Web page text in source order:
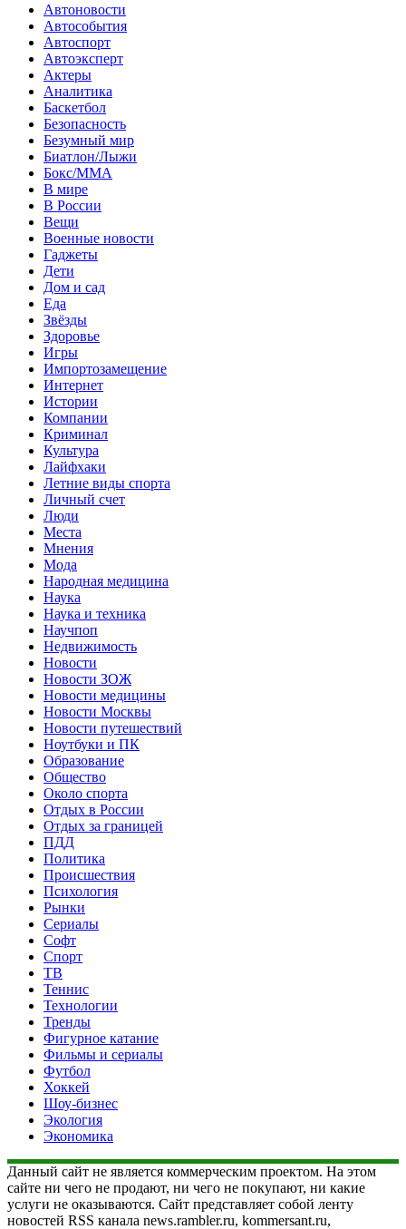
Автоновости
Автособытия
Автоспорт
Автоэксперт
Актеры
Аналитика
Баскетбол
Безопасность
Безумный мир
Биатлон/Лыжи
Бокс/MMA
В мире
В России
Вещи
Военные новости
Гаджеты
Дети
Дом и сад
Еда
Звёзды
Здоровье
Игры
Импортозамещение
Интернет
Истории
Компании
Криминал
Культура
Лайфхаки
Летние виды спорта
Личный счет
Люди
Места
Мнения
Мода
Народная медицина
Наука
Наука и техника
Научпоп
Недвижимость
Новости
Новости ЗОЖ
Новости медицины
Новости Москвы
Новости путешествий
Ноутбуки и ПК
Образование
Общество
Около спорта
Отдых в России
Отдых за границей
ПДД
Политика
Происшествия
Психология
Рынки
Сериалы
Софт
Спорт
ТВ
Теннис
Технологии
Тренды
Фигурное катание
Фильмы и сериалы
Футбол
Хоккей
Шоу-бизнес
Экология
Экономика
Данный сайт не является коммерческим проектом. На этом
сайте ни чего не продают, ни чего не покупают, ни какие
услуги не оказываются. Сайт представляет собой ленту
новостей RSS канала news.rambler.ru, kommersant.ru,